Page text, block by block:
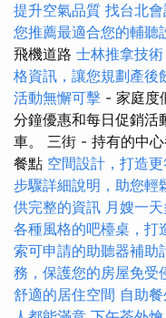
提升空氣品質 找台北
您推薦最適合您的輔聽
飛機道路 士林推拿技術
格資訊，讓您規劃產後
活動無懈可擊 - 家庭度
分鐘優惠和每日促銷
車。 三街 - 持有的中
餐點 空間設計，打造
步驟詳細說明，助您輕
供完整的資訊 月嫂一
各種風格的吧檯桌，打
索可申請的助聽器補助
務，保護您的房屋免受
舒適的居住空間 自助